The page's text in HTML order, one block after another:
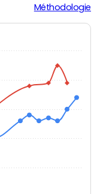
Méthodologie